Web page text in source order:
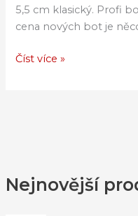
Nejnovější
5,5 cm klasický. Profi
cena nových bot je
Číst více »